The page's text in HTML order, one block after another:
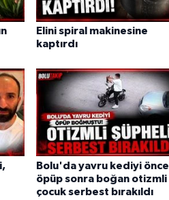
Elini spiral makinesine
kaptırdı
Bolu'da yavru kediyi önce
öpüp sonra boğan otizmli
çocuk serbest bırakıldı